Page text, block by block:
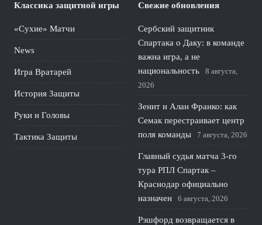
Классика защитной игры
«Сухие» Матчи
News
Игра Вратарей
История Защиты
Руки и Головы
Тактика Защиты
Свежие обновления
Сербский защитник
Спартака о Даку: в команде
важна игра, а не
национальность
8 августа,
2026
Зенит и Алан Франко: как
Семак перестраивает центр
поля команды
7 августа, 2026
Главный судья матча 3-го
тура РПЛ Спартак –
Краснодар официально
назначен
6 августа, 2026
Рэшфорд возвращается в